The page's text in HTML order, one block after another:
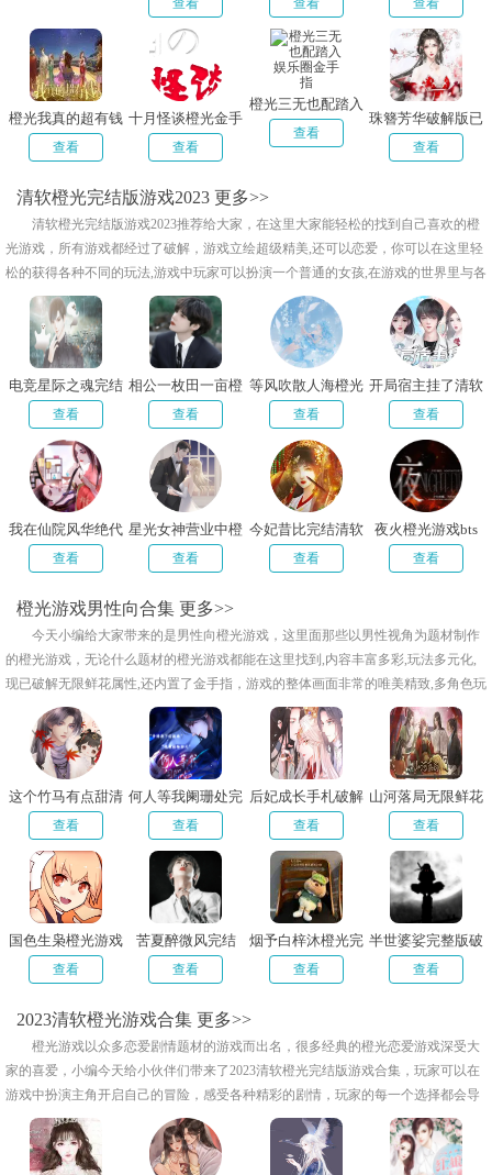
查看 查看 查看
橙光我真的超有钱
完整金手指最新版
查看
十月怪谈橙光金手
指清软
查看
橙光三无也配踏入
娱乐圈金手指
查看
珠簪芳华破解版已
完结清软
查看
清软橙光完结版游戏2023 更多>>
清软橙光完结版游戏2023推荐给大家，在这里大家能轻松的找到自己喜欢的橙
光游戏，所有游戏都经过了破解，游戏立绘超级精美,还可以恋爱，你可以在这里轻
松的获得各种不同的玩法,游戏中玩家可以扮演一个普通的女孩,在游戏的世界里与各
种有趣角色互动，玩家可以不用花钱就可以去体验，感兴趣的小伙伴快来下载体验
吧！
电竞星际之魂完结
破解清软
查看
相公一枚田一亩橙
光破解版
查看
等风吹散人海橙光
破解版
查看
开局宿主挂了清软
破解版
查看
我在仙院风华绝代
破解版清软
查看
星光女神营业中橙
光金手指版
查看
今妃昔比完结清软
版
查看
夜火橙光游戏bts
查看
橙光游戏男性向合集 更多>>
今天小编给大家带来的是男性向橙光游戏，这里面那些以男性视角为题材制作
的橙光游戏，无论什么题材的橙光游戏都能在这里找到,内容丰富多彩,玩法多元化,
现已破解无限鲜花属性,还内置了金手指，游戏的整体画面非常的唯美精致,多角色玩
家可以自由宏略,游戏的世界观也非常的宏大，感兴趣的小伙伴快来下载体验吧！
这个竹马有点甜清
软完结版
查看
何人等我阑珊处完
结版
查看
后妃成长手札破解
版
查看
山河落局无限鲜花
版
查看
国色生枭橙光游戏
查看
苦夏醉微风完结
查看
烟予白梓沐橙光完
结版
查看
半世婆娑完整版破
解版
查看
2023清软橙光游戏合集 更多>>
橙光游戏以众多恋爱剧情题材的游戏而出名，很多经典的橙光恋爱游戏深受大
家的喜爱，小编今天给小伙伴们带来了2023清软橙光完结版游戏合集，玩家可以在
游戏中扮演主角开启自己的冒险，感受各种精彩的剧情，玩家的每一个选择都会导
向不同的命运，喜欢的朋友欢迎来下载体验吧！